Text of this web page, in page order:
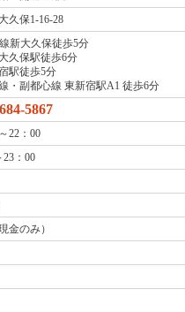
※クリックすると拡大写真が見れます。
情報
「開運の扉」
久保1-16-28
新大久保徒歩5分
久保駅徒歩6分
駅徒歩5分
・副都心線 東新宿駅A1 徒歩6分
5867
22：00